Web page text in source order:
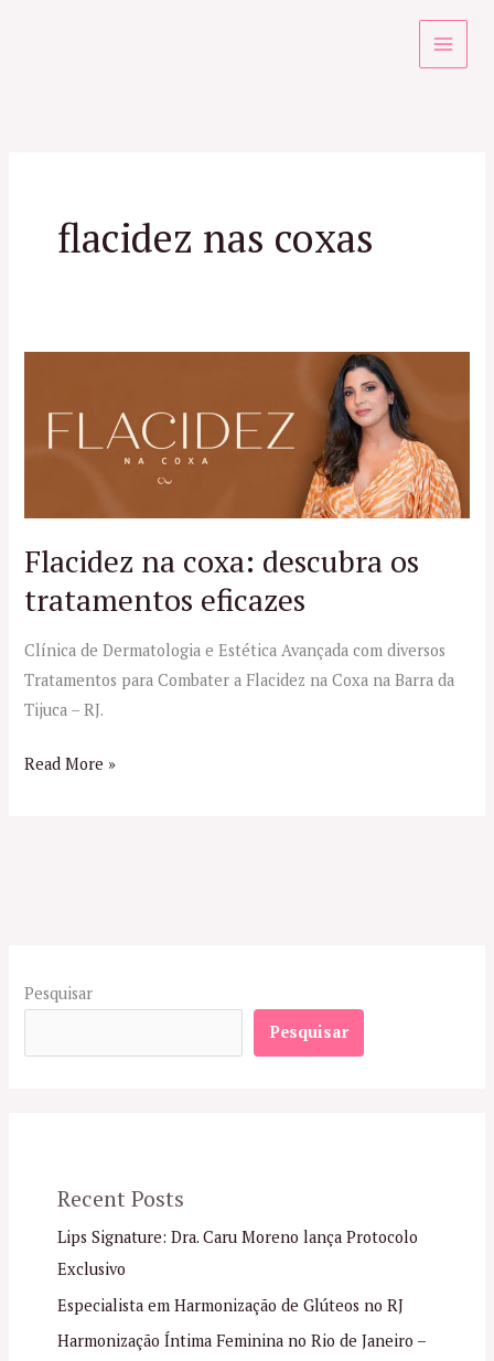
flacidez nas coxas
Flacidez na coxa: descubra os
tratamentos eficazes
Clínica de Dermatologia e Estética Avançada com diversos
Tratamentos para Combater a Flacidez na Coxa na Barra da
Tijuca – RJ.
descubra
tratamentos
Read More »
Pesquisar
Pesquisar
Recent Posts
Lips Signature: Dra. Caru Moreno lança Protocolo
Exclusivo
Especialista em Harmonização de Glúteos no RJ
Harmonização Íntima Feminina no Rio de Janeiro –